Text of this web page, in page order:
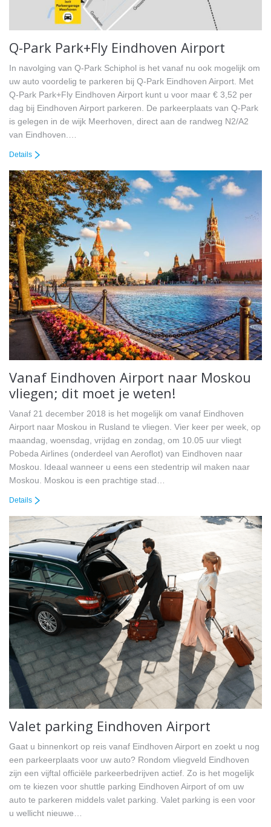
Q-Park Park+Fly Eindhoven Airport
In navolging van Q-Park Schiphol is het vanaf nu ook mogelijk om
uw auto voordelig te parkeren bij Q-Park Eindhoven Airport. Met
Q-Park Park+Fly Eindhoven Airport kunt u voor maar € 3,52 per
dag bij Eindhoven Airport parkeren. De parkeerplaats van Q-Park
is gelegen in de wijk Meerhoven, direct aan de randweg N2/A2
van Eindhoven.…
Details
Vanaf Eindhoven Airport naar Moskou
vliegen; dit moet je weten!
Vanaf 21 december 2018 is het mogelijk om vanaf Eindhoven
Airport naar Moskou in Rusland te vliegen. Vier keer per week, op
maandag, woensdag, vrijdag en zondag, om 10.05 uur vliegt
Pobeda Airlines (onderdeel van Aeroflot) van Eindhoven naar
Moskou. Ideaal wanneer u eens een stedentrip wil maken naar
Moskou. Moskou is een prachtige stad…
Details
Valet parking Eindhoven Airport
Gaat u binnenkort op reis vanaf Eindhoven Airport en zoekt u nog
een parkeerplaats voor uw auto? Rondom vliegveld Eindhoven
zijn een vijftal officiële parkeerbedrijven actief. Zo is het mogelijk
om te kiezen voor shuttle parking Eindhoven Airport of om uw
auto te parkeren middels valet parking. Valet parking is een voor
u wellicht nieuwe…